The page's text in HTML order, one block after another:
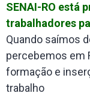
SENAI-RO está
trabalhadores
Quando saímos
percebemos em
formação e
trabalho